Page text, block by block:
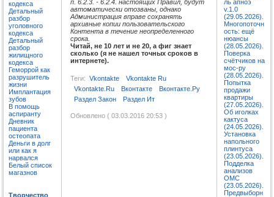
кодекса
Детальный
разбор
уголовного
кодекса
Детальный
разбор
жилищного
кодекса
Геморрой как
разрушитель
жизни
Имплантация
зубов
В помощь
аспиранту
Дневник
пациента
остеопата
Деньги в долг
или как я
нарвался
Белый список
магазнов
Творчество
п. 6.2.3. - 6.2.4. настоящих Правил, будут
автоматически отозваны, однако
Администрация вправе сохранять
архивные копии пользовательского
Контента в течение неопределенного
срока.
Читай, не 10 лет и не 20, а фиг знает
сколько (я не нашел точных сроков в
интернете).
Теги: Vkontakte
Vkontakte Ru
Vkontakte.ru
Вконтакте
Вконтакте.ру
Раздел Закон
Раздел Ит
Обновлено ( 03.03.2016 20:53 )
ль апноэ
v.1.0
(29.05.2026).
Многопоточн
ость: ещё
нюансы
(28.05.2026).
Поверка
счётчиков на
мос-ру
(28.05.2026).
Попытка
продажи
квартиры
(27.05.2026).
Об иголках
кактуса
(24.05.2026).
Установка
напольного
плинтуса
(23.05.2026).
Подделка
анализов
ОМС
(23.05.2026).
Предвыборн